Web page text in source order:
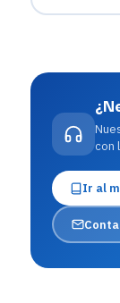
con
Ir al